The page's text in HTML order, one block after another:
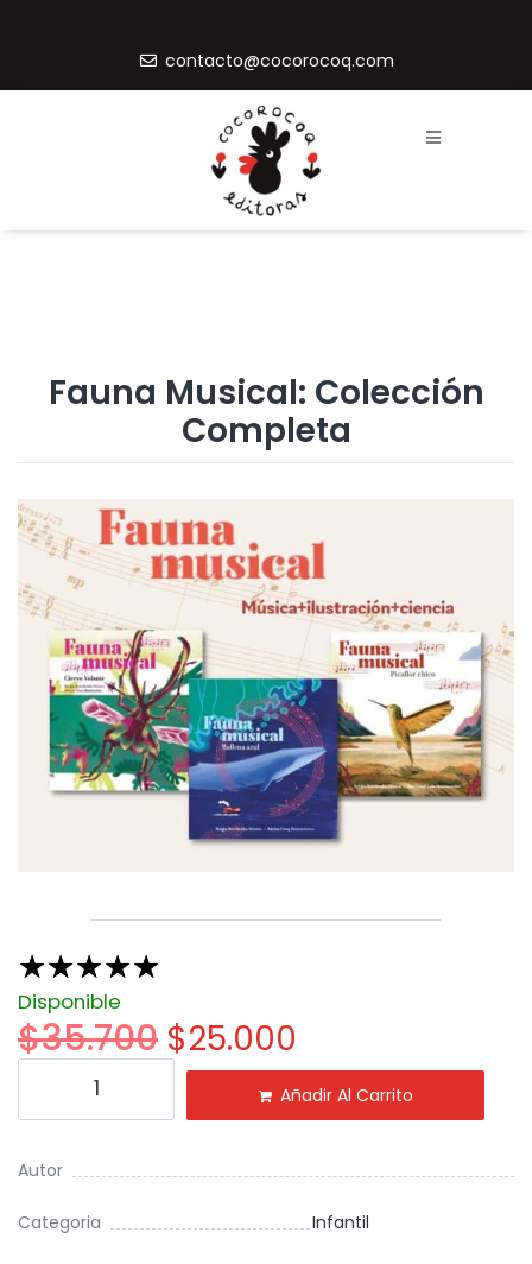
contacto@cocorocoq.com
Fauna Musical: Colección
Completa
☆☆☆☆☆
Disponible
$35.700 $25.000
Añadir Al Carrito
Autor
Categoria Infantil